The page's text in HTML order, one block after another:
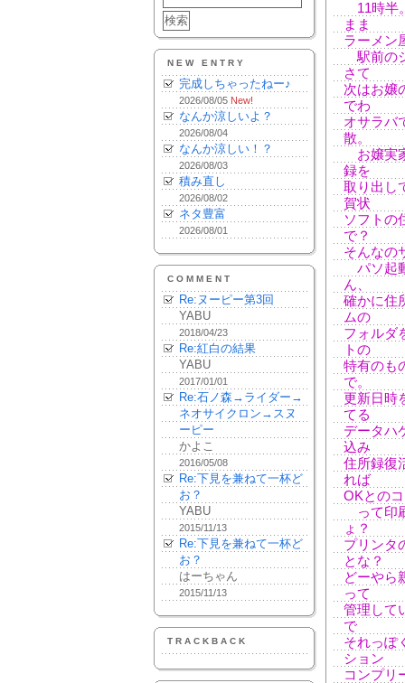
NEW ENTRY
完成しちゃったねー♪
2026/08/05 New!
なんか涼しいよ？
2026/08/04
なんか涼しい！？
2026/08/03
積み直し
2026/08/02
ネタ豊富
2026/08/01
COMMENT
Re:ヌーピー第3回
YABU
2018/04/23
Re:紅白の結果
YABU
2017/01/01
Re:石ノ森→ライダー→
ネオサイクロン→スヌ
ーピー
かよこ
2016/05/08
Re:下見を兼ねて一杯ど
お？
YABU
2015/11/13
Re:下見を兼ねて一杯ど
お？
はーちゃん
2015/11/13
TRACKBACK
11時半
まま
ラーメン
駅前の
さて
次はお嬢
でわ
オサラバ
散。
お嬢実
録を
取り出し
賀状
ソフトの
で？
そんなの
パソ起
ん、
確かに住
ムの
フォルダ
トの
特有のも
で。
更新日時
てる
データハ
込み
住所録復
れば
OKとの
って印
ょ？
プリンタ
とな？
どーやら
って
管理して
で
それっぽ
ション
コンプリ